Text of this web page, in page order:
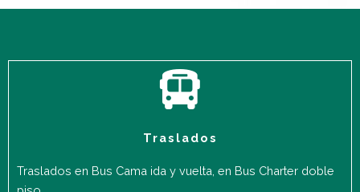
Traslados
Traslados en Bus Cama ida y vuelta, en Bus Charter doble